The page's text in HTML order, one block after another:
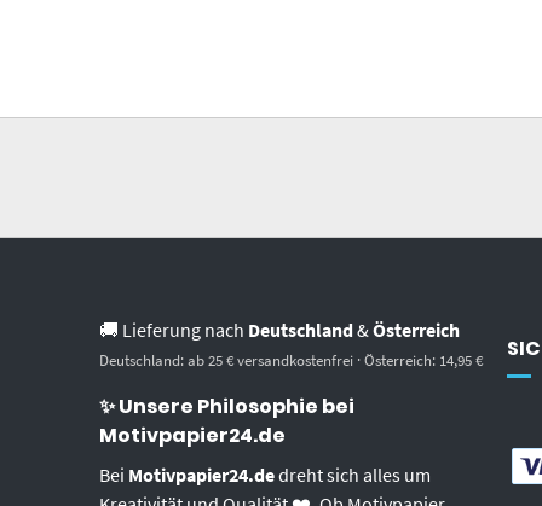
🚚 Lieferung nach Deutschland&Österreich
Deutschland: ab 25 € versandkostenfrei · Österreich: 14,95 €
✨ Unsere Philosophie bei
Motivpapier24.de
Bei Motivpapier24.dedreht sich alles um